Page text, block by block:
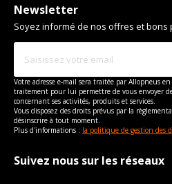
Newsletter
Soyez informé de nos offres et bons
Votre adresse e-mail sera traitée par Allopneus
traitement pour lui permettre de vous envoyer
concernant ses activités, produits et services.
Vous disposez des droits prévus par la
désinscrire à tout moment.
Plus d'informations : la politique de gestion des
Suivez nous sur les réseaux